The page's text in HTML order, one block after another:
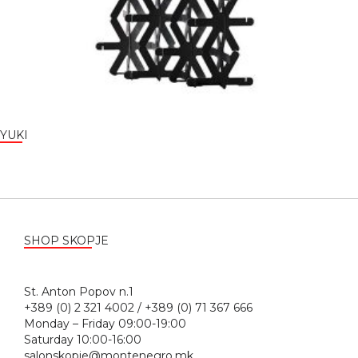
YUKI
SHOP SKOPJE
St. Anton Popov n.1
+389 (0) 2 321 4002 / +389 (0) 71 367 666
Monday – Friday 09:00-19:00
Saturday 10:00-16:00